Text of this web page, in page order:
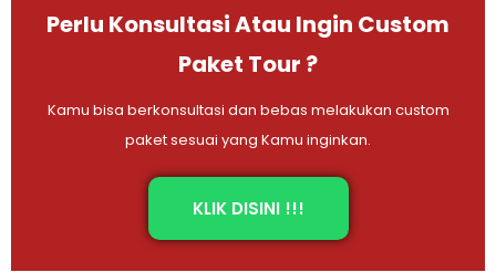
Perlu Konsultasi Atau Ingin Custom
Paket Tour ?
Kamu bisa berkonsultasi dan bebas melakukan custom
paket sesuai yang Kamu inginkan.
KLIK DISINI !!!